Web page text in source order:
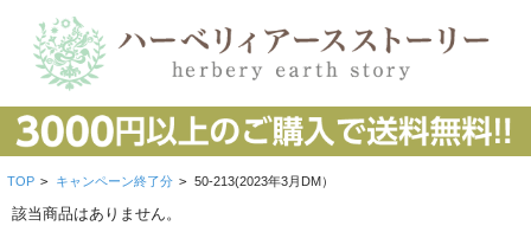
TOP > キャンペーン終了分 > 50-213(2023年3月DM）
該当商品はありません。